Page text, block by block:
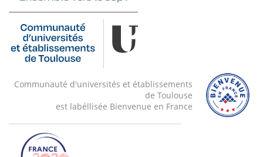
Communauté d'universités et établissements
de Toulouse
est labéllisée Bienvenue en France